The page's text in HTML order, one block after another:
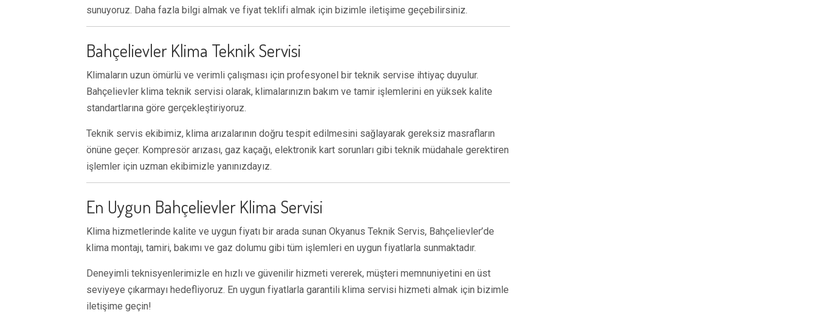
sunuyoruz. Daha fazla bilgi almak ve fiyat teklifi almak için bizimle iletişime geçebilirsiniz.
Bahçelievler Klima Teknik Servisi
Klimaların uzun ömürlü ve verimli çalışması için profesyonel bir teknik servise ihtiyaç duyulur.
Bahçelievler klima teknik servisi olarak, klimalarınızın bakım ve tamir işlemlerini en yüksek kalite
standartlarına göre gerçekleştiriyoruz.
Teknik servis ekibimiz, klima arızalarının doğru tespit edilmesini sağlayarak gereksiz masrafların
önüne geçer. Kompresör arızası, gaz kaçağı, elektronik kart sorunları gibi teknik müdahale gerektiren
işlemler için uzman ekibimizle yanınızdayız.
En Uygun Bahçelievler Klima Servisi
Klima hizmetlerinde kalite ve uygun fiyatı bir arada sunan Okyanus Teknik Servis, Bahçelievler’de
klima montajı, tamiri, bakımı ve gaz dolumu gibi tüm işlemleri en uygun fiyatlarla sunmaktadır.
Deneyimli teknisyenlerimizle en hızlı ve güvenilir hizmeti vererek, müşteri memnuniyetini en üst
seviyeye çıkarmayı hedefliyoruz. En uygun fiyatlarla garantili klima servisi hizmeti almak için bizimle
iletişime geçin!